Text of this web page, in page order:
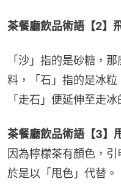
茶餐廳飲品術語【2】
「沙」指的是砂糖，
料，「石」指的是冰
「走石」便延伸至走冰
茶餐廳飲品術語【3】
因為檸檬茶有顏色，引
於是以「甩色」代替。